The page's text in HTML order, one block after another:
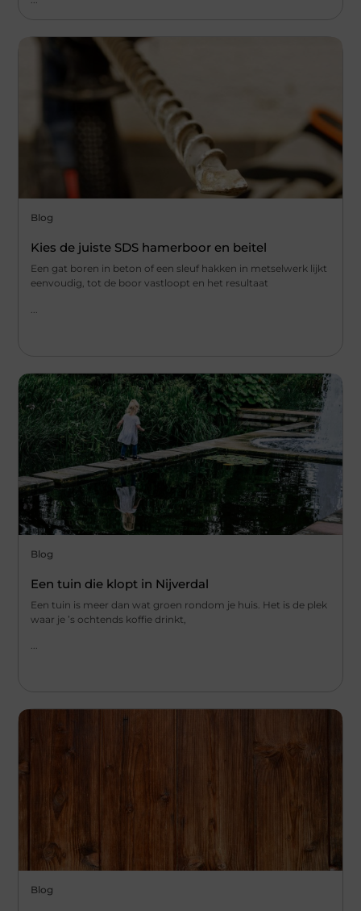
Blog
Kies de juiste SDS hamerboor en beitel
Een gat boren in beton of een sleuf hakken in metselwerk lijkt
eenvoudig, tot de boor vastloopt en het resultaat
Blog
Een tuin die klopt in Nijverdal
Een tuin is meer dan wat groen rondom je huis. Het is de plek
waar je ’s ochtends koffie drinkt,
...
Blog